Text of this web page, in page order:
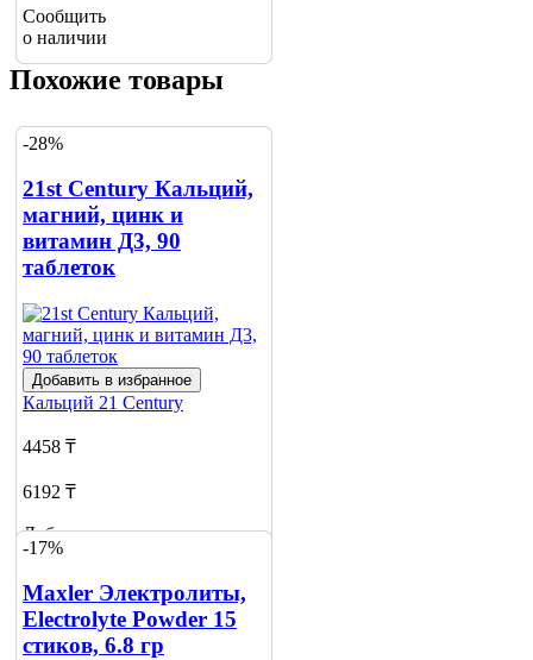
Сообщить
о наличии
Похожие товары
-28%
21st Century Кальций,
магний, цинк и
витамин Д3, 90
таблеток
Добавить в избранное
Кальций 21 Century
4458 ₸
6192 ₸
Добавить в корзину
6
-17%
Maxler Электролиты,
Electrolyte Powder 15
стиков, 6.8 гр